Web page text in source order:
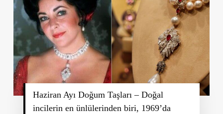
Haziran Ayı Doğum Taşları – Doğal
incilerin en ünlülerinden biri, 1969’da